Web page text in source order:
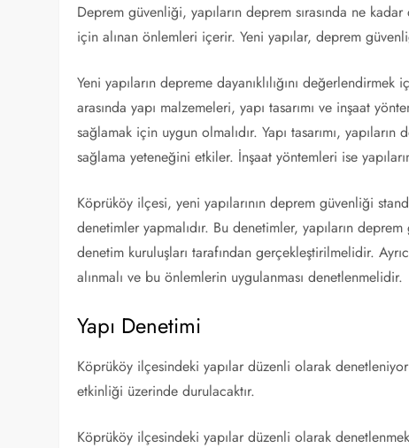
Deprem güvenliği, yapıların deprem sırasında ne
için alınan önlemleri içerir. Yeni yapılar, deprem
Yeni yapıların depreme dayanıklılığını
arasında yapı malzemeleri, yapı tasarımı ve inşaat
sağlamak için uygun olmalıdır. Yapı tasarımı,
sağlama yeteneğini etkiler. İnşaat yöntemleri ise
Köprüköy ilçesi, yeni yapılarının deprem güvenliği
denetimler yapmalıdır. Bu denetimler, yapıların
denetim kuruluşları tarafından gerçekleştirilmelidir.
alınmalı ve bu önlemlerin uygulanması denetlenmelidir.
Yapı Denetimi
Köprüköy ilçesindeki yapılar düzenli olarak
etkinliği üzerinde durulacaktır.
Köprüköy ilçesindeki yapılar düzenli olarak